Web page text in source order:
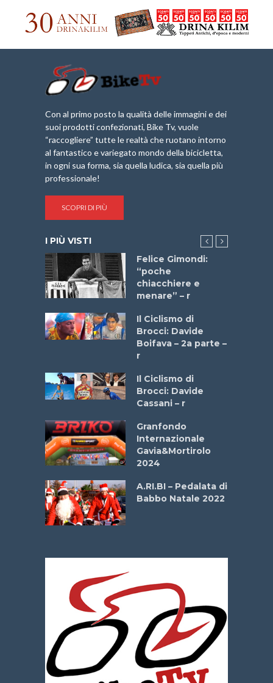
Con al primo posto la qualità delle immagini e dei
suoi prodotti confezionati, Bike Tv, vuole
“raccogliere” tutte le realtà che ruotano intorno
al fantastico e variegato mondo della bicicletta,
in ogni sua forma, sia quella ludica, sia quella più
professionale!
SCOPRI DI PIÙ
I PIÙ VISTI
Felice Gimondi:
“poche
chiacchiere e
menare” – r
Il Ciclismo di
Brocci: Davide
Boifava – 2a parte –
r
Il Ciclismo di
Brocci: Davide
Cassani – r
Granfondo
Internazionale
Gavia&Mortirolo
2024
A.RI.BI – Pedalata di
Babbo Natale 2022